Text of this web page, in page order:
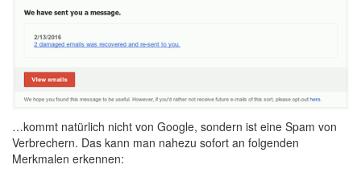
…kommt natürlich nicht von Google, sondern ist eine Spam von
Verbrechern. Das kann man nahezu sofort an folgenden
Merkmalen erkennen: